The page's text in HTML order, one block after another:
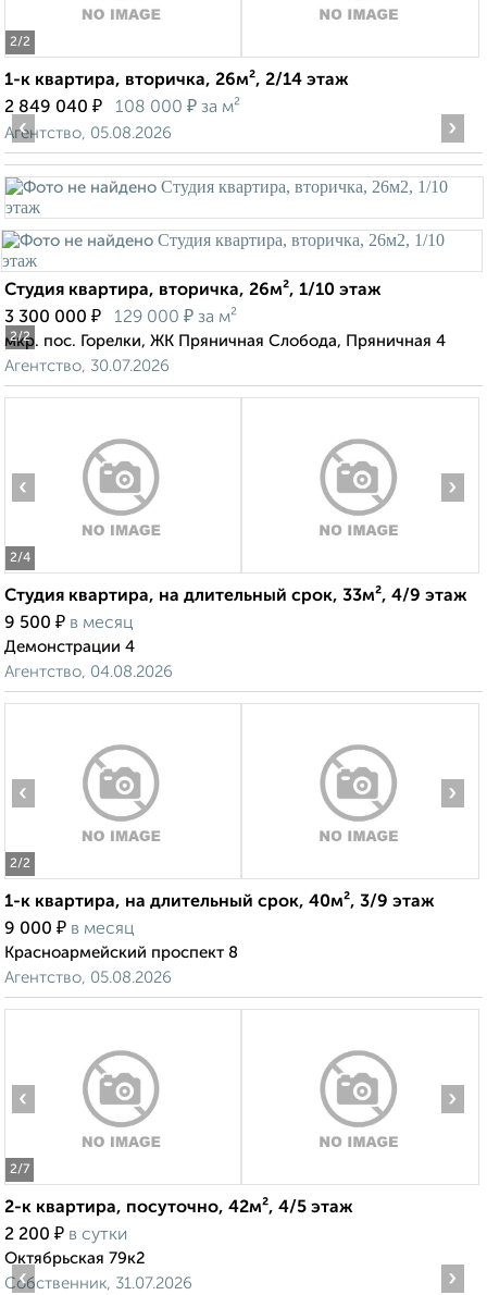
2/2
1-к квартира, вторичка, 26м², 2/14 этаж
2 849 040 ₽ 108 000 ₽ за м²
Агентство, 05.08.2026
2/2
‹ ›
Студия квартира, вторичка, 26м², 1/10 этаж
3 300 000 ₽ 129 000 ₽ за м²
мкр. пос. Горелки, ЖК Пряничная Слобода, Пряничная 4
Агентство, 30.07.2026
2/4
‹ ›
Студия квартира, на длительный срок, 33м², 4/9 этаж
9 500 ₽ в месяц
Демонстрации 4
Агентство, 04.08.2026
2/2
‹ ›
1-к квартира, на длительный срок, 40м², 3/9 этаж
9 000 ₽ в месяц
Красноармейский проспект 8
Агентство, 05.08.2026
2/7
‹ ›
2-к квартира, посуточно, 42м², 4/5 этаж
2 200 ₽ в сутки
Октябрьская 79к2
Собственник, 31.07.2026
‹ ›